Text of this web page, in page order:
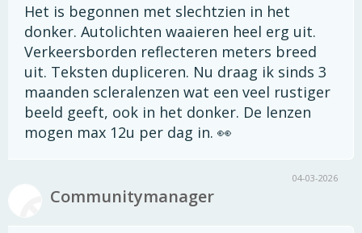
Het is begonnen met slechtzien in het
donker. Autolichten waaieren heel erg uit.
Verkeersborden reflecteren meters breed
uit. Teksten dupliceren. Nu draag ik sinds 3
maanden scleralenzen wat een veel rustiger
beeld geeft, ook in het donker. De lenzen
mogen max 12u per dag in. 👀
Communitymanager
04-03-2026